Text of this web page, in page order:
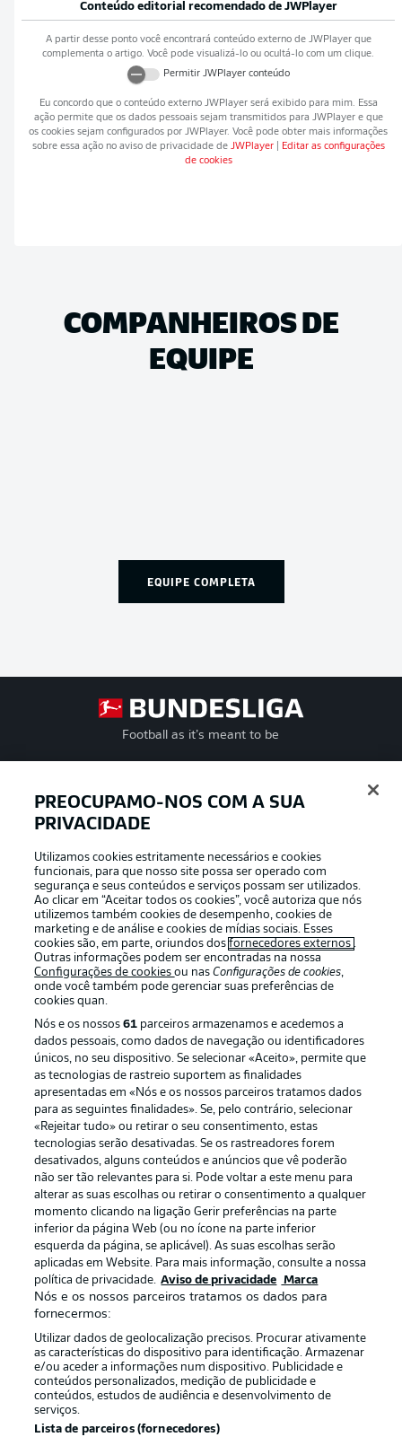
Conteúdo editorial recomendado de JWPlayer
A partir desse ponto você encontrará conteúdo externo de JWPlayerque
complementa o artigo. Você pode visualizá-lo ou ocultá-lo com um clique.
Permitir JWPlayerconteúdo
Eu concordo que o conteúdo externo JWPlayerserá exibido para mim. Essa
ação permite que os dados pessoais sejam transmitidos para JWPlayere que
os cookies sejam configurados por JWPlayer. Você pode obter mais informações
sobre essa ação no aviso de privacidade de JWPlayer
Editar as configurações
de cookies
COMPANHEIROS DE
EQUIPE
EQUIPE COMPLETA
Football as it’s meant to be
APLICATIVO DA BUNDESLIGA
Oferecido por
Publicidade Avisos legais
Gerir preferências Aviso de privacidade
Emissoras
Trabalhe conosco Marca
Contato Jogadores
© 2026 Bundesliga-Gruppe GmbH
PREOCUPAMO-NOS COM A SUA
PRIVACIDADE
Utilizamos cookies estritamente necessários e cookies
funcionais, para que nosso site possa ser operado com
segurança e seus conteúdos e serviços possam ser utilizados.
Ao clicar em “Aceitar todos os cookies”, você autoriza que nós
utilizemos também cookies de desempenho, cookies de
marketing e de análise e cookies de mídias sociais. Esses
cookies são, em parte, oriundos dosfornecedores externos .
Outras informações podem ser encontradas na nossa
Configurações de cookiesou nasConfigurações de cookies,
onde você também pode gerenciar suas preferências de
cookies quan.
Nós e os nossos61 parceiros armazenamos e acedemos a
dados pessoais, como dados de navegação ou identificadores
únicos, no seu dispositivo. Se selecionar «Aceito», permite que
as tecnologias de rastreio suportem as finalidades
apresentadas em «Nós e os nossos parceiros tratamos dados
para as seguintes finalidades». Se, pelo contrário, selecionar
«Rejeitar tudo» ou retirar o seu consentimento, estas
tecnologias serão desativadas. Se os rastreadores forem
desativados, alguns conteúdos e anúncios que vê poderão
não ser tão relevantes para si. Pode voltar a este menu para
alterar as suas escolhas ou retirar o consentimento a qualquer
momento clicando na ligação Gerir preferências na parte
inferior da página Web (ou no ícone na parte inferior
esquerda da página, se aplicável). As suas escolhas serão
aplicadas em Website. Para mais informação, consulte a nossa
política de privacidade. Aviso de privacidade Marca
Nós e os nossos parceiros tratamos os dados para
fornecermos:
Utilizar dados de geolocalização precisos. Procurar ativamente
as características do dispositivo para identificação. Armazenar
e/ou aceder a informações num dispositivo. Publicidade e
conteúdos personalizados, medição de publicidade e
conteúdos, estudos de audiência e desenvolvimento de
serviços.
Lista de parceiros (fornecedores)